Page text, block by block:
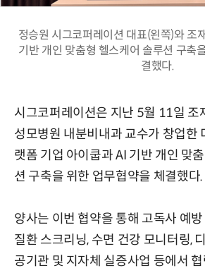
정승원 시그코퍼레이션 대표(왼쪽)와 조
기반 개인 맞춤형 헬스케어 솔루션 구축
결했다.
시그코퍼레이션은 지난 5월 11일 조
성모병원 내분비내과 교수가 창업한
랫폼 기업 아이쿱과 AI 기반 개인 맞
션 구축을 위한 업무협약을 체결했다.
양사는 이번 협약을 통해 고독사 예
질환 스크리닝, 수면 건강 모니터링,
공기관 및 지자체 실증사업 등에서